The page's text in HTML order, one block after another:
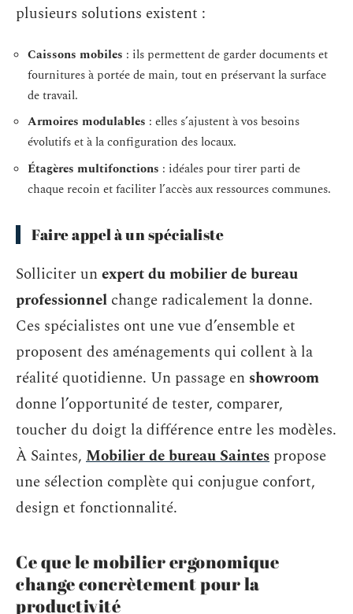
plusieurs solutions existent :
Caissons mobiles : ils permettent de garder documents et
fournitures à portée de main, tout en préservant la surface
de travail.
Armoires modulables : elles s’ajustent à vos besoins
évolutifs et à la configuration des locaux.
Étagères multifonctions : idéales pour tirer parti de
chaque recoin et faciliter l’accès aux ressources communes.
Faire appel à un spécialiste
Solliciter unexpert du mobilier de bureau
professionnel change radicalement la donne.
Ces spécialistes ont une vue d’ensemble et
proposent des aménagements qui collent à la
réalité quotidienne. Un passage en showroom
donne l’opportunité de tester, comparer,
toucher du doigt la différence entre les modèles.
À Saintes, Mobilier de bureau Saintes propose
une sélection complète qui conjugue confort,
design et fonctionnalité.
Ce que le mobilier ergonomique
change concrètement pour la
productivité